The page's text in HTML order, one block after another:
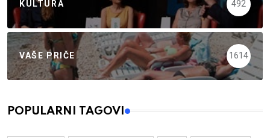
KULTURA 492
VAŠE PRIČE 1614
POPULARNI TAGOVI